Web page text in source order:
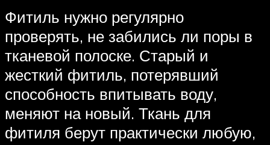
Фитиль нужно регулярно
проверять, не забились ли поры в
тканевой полоске. Старый и
жесткий фитиль, потерявший
способность впитывать воду,
меняют на новый. Ткань для
фитиля берут практически любую,